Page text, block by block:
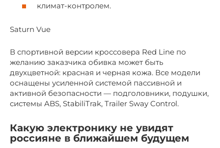
климат-контролем.
Saturn Vue
В спортивной версии кроссовера Red Line по
желанию заказчика обивка может быть
двухцветной: красная и черная кожа. Все модели
оснащены усиленной системой пассивной и
активной безопасности — подголовники, подушки,
системы ABS, StabiliTrak, Trailer Sway Control.
Какую электронику не увидят
россияне в ближайшем будущем